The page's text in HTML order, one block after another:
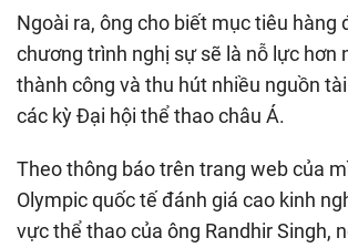
Ngoài ra, ông cho biết mục tiêu hàng
chương trình nghị sự sẽ là nỗ lực hơn
thành công và thu hút nhiều nguồn
các kỳ Đại hội thể thao châu Á.
Theo thông báo trên trang web của
Olympic quốc tế đánh giá cao kinh
vực thể thao của ông Randhir Singh,